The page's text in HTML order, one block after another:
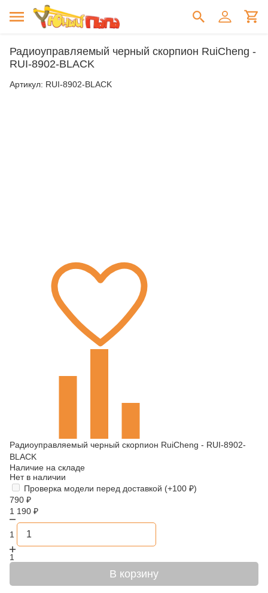
Радиоуправляемый черный скорпион RuiCheng -
RUI-8902-BLACK
Артикул: RUI-8902-BLACK
Радиоуправляемый черный скорпион RuiCheng - RUI-8902-
BLACK
Наличие на складе
Нет в наличии
Проверка модели перед доставкой (+100 ₽)
790 ₽
1 190 ₽
1
1
В корзину